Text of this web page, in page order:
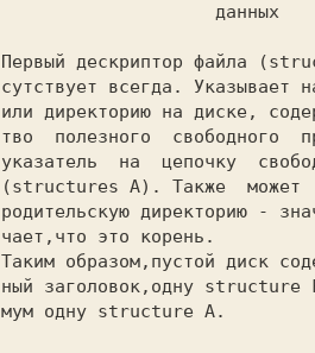
                    данных
Первый дескриптор файла
сутствует всегда. Указывает
или директорию на диске,
тво  полезного  свободного
указатель  на  цепочку
(structures A). Также  может
родительскую директорию -
чает,что это корень.
Таким образом,пустой диск
ный заголовок,одну structure
мум одну structure A.